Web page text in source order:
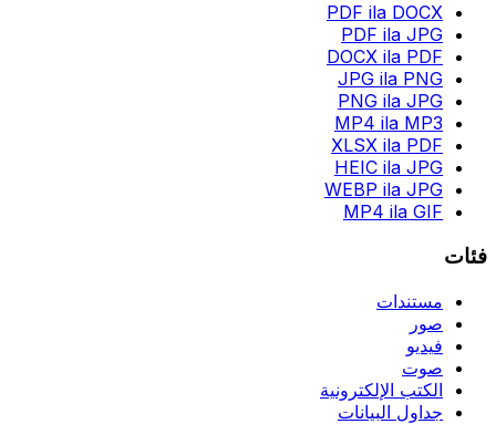
PDF ila DOCX
PDF ila JPG
DOCX ila PDF
JPG ila PNG
PNG ila JPG
MP4 ila MP3
XLSX ila PDF
HEIC ila JPG
WEBP ila JPG
MP4 ila GIF
فئات
مستندات
صور
فيديو
صوت
الكتب الإلكترونية
جداول البيانات